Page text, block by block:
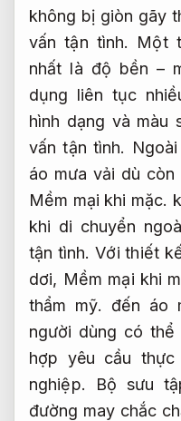
không bị giòn gãy
vấn tận tình.
Một
nhất là độ bền –
dụng liên tục
hình dạng và màu
vấn tận tình.
áo mưa vải dù
Mềm mại khi mặc.
khi di chuyển
tận tình. Với thiết
dơi, Mềm mại khi
thẩm mỹ.
đến áo
người dùng có thể
hợp yêu cầu
nghiệp.
Bộ sưu
đường may chắc